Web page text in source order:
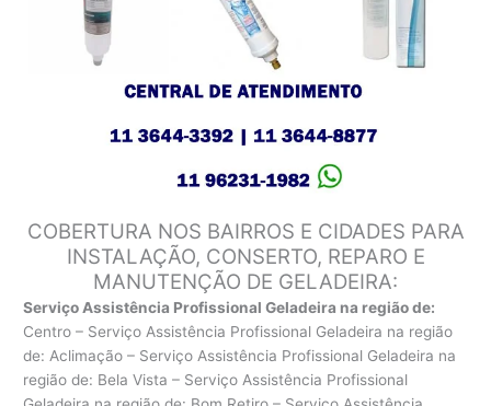
COBERTURA NOS BAIRROS E CIDADES PARA
INSTALAÇÃO, CONSERTO, REPARO E
MANUTENÇÃO DE GELADEIRA:
Serviço Assistência Profissional Geladeira na região de:
Centro – Serviço Assistência Profissional Geladeira na região
de: Aclimação – Serviço Assistência Profissional Geladeira na
região de: Bela Vista – Serviço Assistência Profissional